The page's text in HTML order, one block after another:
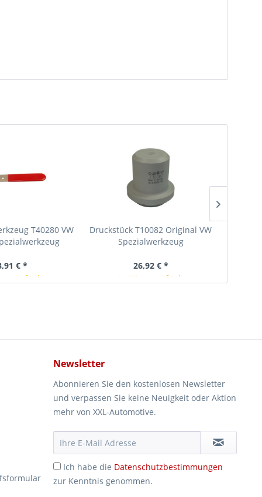
T40280 VW
€ *
verfügbar
Druckstück T10082 Original VW
Spezialwerkzeug
26,92 € *
In Kürze verfügbar
Newsletter
Abonnieren Sie den kostenlosen Newsletter
und verpassen Sie keine Neuigkeit oder Aktion
mehr von XXL-Automotive.
Ich habe die Datenschutzbestimmungen
zur Kenntnis genommen.